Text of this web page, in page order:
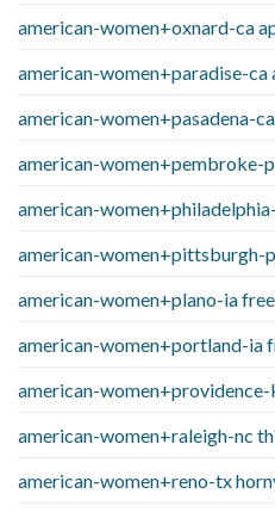
american-women+oxnard-ca
american-women+paradise-ca
american-women+pasadena-
american-women+pembroke-
american-
american-women+pittsburgh-
american-women+plano-ia
american-women+portland-ia
american-women+providence-
american-women+raleigh-nc
american-women+reno-tx